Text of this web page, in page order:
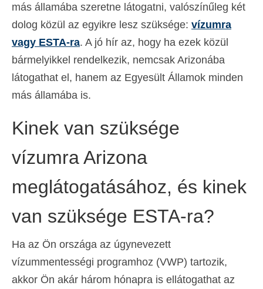
English(Angol )
Eesti észt )
Suomi(Finn)
Français Francia)
Ελληνικά (Görög )
עברית(Héber)
Italiano (Olasz)
Koreai
Polski(Lengyel)
más államába szeretne látogatni, valószínűleg két
dolog közül az egyikre lesz szüksége: vízumra
vagy ESTA-ra. A jó hír az, hogy ha ezek közül
bármelyikkel rendelkezik, nemcsak Arizonába
látogathat el, hanem az Egyesült Államok minden
más államába is.
Kinek van szüksége
vízumra Arizona
meglátogatásához, és kinek
van szüksége ESTA-ra?
Ha az Ön országa az úgynevezett
vízummentességi programhoz (VWP) tartozik,
akkor Ön akár három hónapra is ellátogathat az